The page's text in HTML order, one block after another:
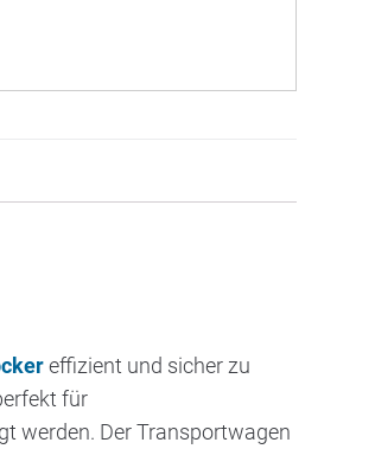
effizient und sicher zu
für
werden. Der Transportwagen